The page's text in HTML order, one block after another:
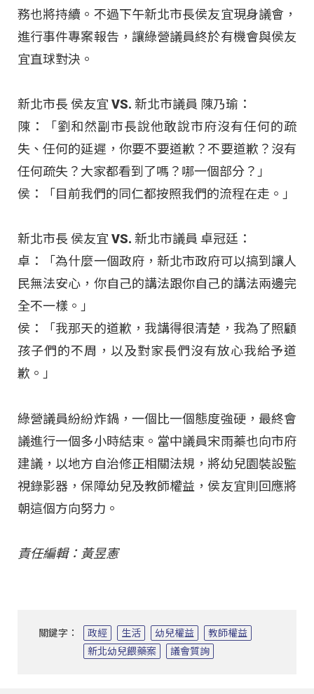
務也將持續。不過下午新北市長侯友宜現身議會，
進行事件專案報告，讓綠營議員終於有機會與侯友
宜直球對決。
新北市長 侯友宜 VS. 新北市議員 陳乃瑜：
陳：「劉和然副市長說他敢說市府沒有任何的疏
失、任何的延遲，你要不要道歉？不要道歉？沒有
任何疏失？大家都看到了嗎？哪一個部分？」
侯：「目前我們的同仁都按照我們的流程在走。」
新北市長 侯友宜 VS. 新北市議員 卓冠廷：
卓：「為什麼一個政府，新北市政府可以搞到讓人
民無法安心，你自己的講法跟你自己的講法兩邊完
全不一樣。」
侯：「我那天的道歉，我講得很清楚，我為了照顧
孩子們的不周，以及對家長們沒有放心我給予道
歉。」
綠營議員紛紛炸鍋，一個比一個態度強硬，最終會
議進行一個多小時結束。當中議員宋雨蓁也向市府
建議，以地方自治修正相關法規，將幼兒園裝設監
視錄影器，保障幼兒及教師權益，侯友宜則回應將
朝這個方向努力。
責任編輯：黃昱憲
關鍵字： 政經 生活 幼兒權益
教師權益
新北幼兒餵藥案
議會質詢